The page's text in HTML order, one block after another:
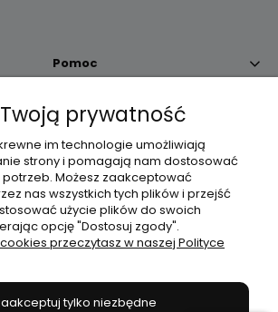
Pomoc
Moje konto
Płatności i dostawa
Informacje
prywatność
im technologie umożliwiają
strony i pomagają nam dostosować
Możesz zaakceptować
nas wszystkich tych plików i przejść
użycie plików do swoich
opcję "Dostosuj zgody".
przeczytasz w naszej Polityce
tylko niezbędne